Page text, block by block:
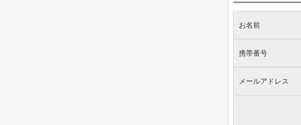
お名前
携帯番号
メールアドレス